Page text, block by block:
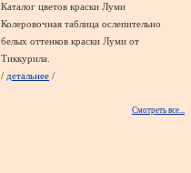
Каталог цветов краски Луми
Колеровочная таблица ослепительно
белых оттенков краски Луми от
Тиккурила.
/ детальнее /
Смотреть все...